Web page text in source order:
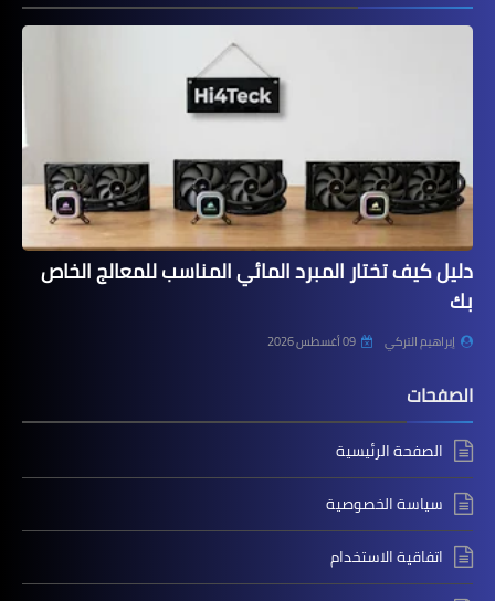
دليل كيف تختار المبرد المائي المناسب للمعالج الخاص
بك
إبراهيم التركي 09 أغسطس 2026
الصفحات
الصفحة الرئيسية
سياسة الخصوصية
اتفاقية الاستخدام